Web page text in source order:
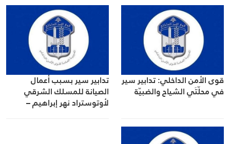
قوى الأمن الداخلي: تدابير سير
في محلّتَي الشياح والضبيّة
تدابير سير بسبب أعمال
الصيانة للمسلك الشرقي
لأوتوستراد نهر إبراهيم –